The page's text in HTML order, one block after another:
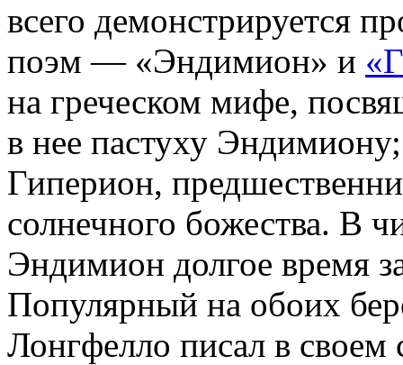
всего демонстрируется
поэм — «Эндимион» и
на греческом мифе,
в нее пастуху
Гиперион,
солнечного божества. В
Эндимион долгое время
Популярный на обоих
Лонгфелло писал в